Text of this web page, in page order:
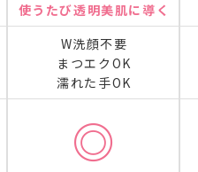
使うたび透明美肌に導く
W洗顔不要
まつエクOK
濡れた手OK
◎